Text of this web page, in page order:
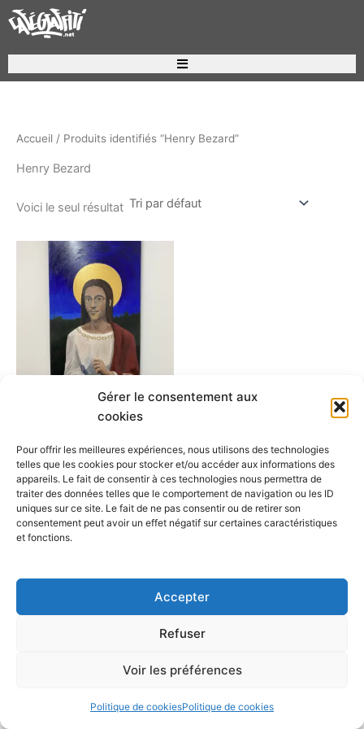
Gérer le consentement aux
cookies
Pour offrir les meilleures expériences, nous utilisons des technologies
telles que les cookies pour stocker et/ou accéder aux informations des
appareils. Le fait de consentir à ces technologies nous permettra de
traiter des données telles que le comportement de navigation ou les ID
uniques sur ce site. Le fait de ne pas consentir ou de retirer son
consentement peut avoir un effet négatif sur certaines caractéristiques
et fonctions.
Accepter
Refuser
Voir les préférences
Politique de cookiesPolitique de cookies
Aller
au
Accueil / Produits identifiés “Henry Bezard”
Henry Bezard
Voici le seul résultat
500.00
Ajouter au panier
Astra